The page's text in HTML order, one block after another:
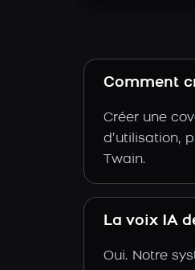
Comment
Créer une
d’utilisation,
Twain.
La voix IA
Oui. Notre